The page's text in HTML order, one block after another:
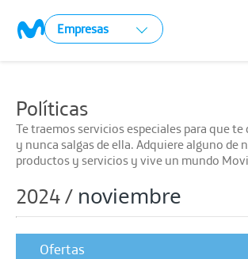
Empresas
Políticas
Te traemos servicios especiales para que te
y nunca salgas de ella. Adquiere alguno de
productos y servicios y vive un mundo
2024 / noviembre
Ofertas